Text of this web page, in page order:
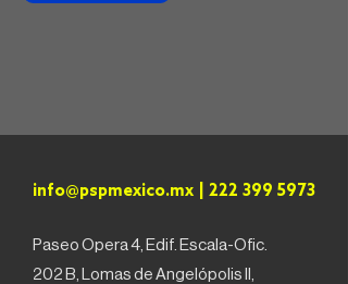
info@pspmexico.mx 222 399 5973
Paseo Opera 4, Edif. Escala-Ofic.
202 B, Lomas de Angelópolis II,